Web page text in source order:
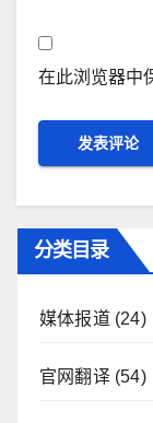
在此浏览器中
分类目录
媒体报道(24)
官网翻译(54)